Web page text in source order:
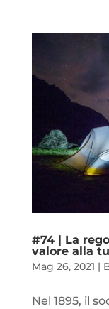
#74 | La
valore alla
Mag 26, 2021 |
Nel 1895, il